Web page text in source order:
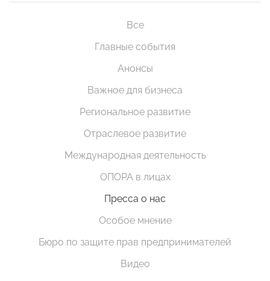
Все
Главные события
Анонсы
Важное для бизнеса
Региональное развитие
Отраслевое развитие
Международная деятельность
ОПОРА в лицах
Пресса о нас
Особое мнение
Бюро по защите прав предпринимателей
Видео